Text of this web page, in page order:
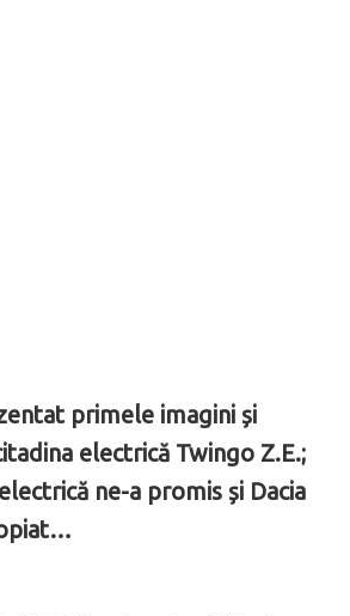
primele imagini și
electrică Twingo Z.E.;
ne-a promis și Dacia